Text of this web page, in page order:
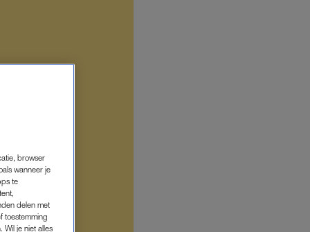
browser
wanneer je
te
delen met
toestemming
Wil je niet alles